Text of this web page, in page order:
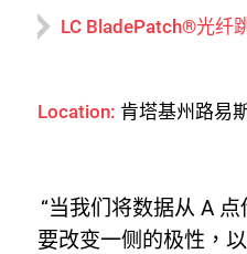
LC BladePatch®光纤
Location: 肯塔基州路易
“当我们将数据从 A
要改变一侧的极性，